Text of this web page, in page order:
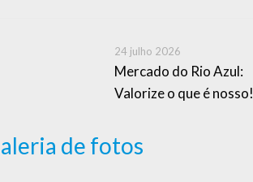
24 julho 2026
Mercado do Rio Azul:
Valorize o que é nosso!
de fotos